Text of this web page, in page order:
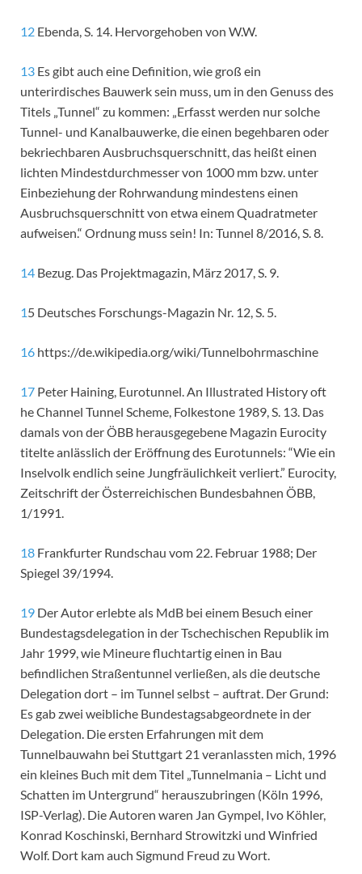
12 Ebenda, S. 14. Hervorgehoben von W.W.
13 Es gibt auch eine Definition, wie groß ein
unterirdisches Bauwerk sein muss, um in den Genuss des
Titels „Tunnel“ zu kommen: „Erfasst werden nur solche
Tunnel- und Kanalbauwerke, die einen begehbaren oder
bekriechbaren Ausbruchsquerschnitt, das heißt einen
lichten Mindestdurchmesser von 1000 mm bzw. unter
Einbeziehung der Rohrwandung mindestens einen
Ausbruchsquerschnitt von etwa einem Quadratmeter
aufweisen.“ Ordnung muss sein! In: Tunnel 8/2016, S. 8.
14 Bezug. Das Projektmagazin, März 2017, S. 9.
15 Deutsches Forschungs-Magazin Nr. 12, S. 5.
16 https://de.wikipedia.org/wiki/Tunnelbohrmaschine
17 Peter Haining, Eurotunnel. An Illustrated History oft
he Channel Tunnel Scheme, Folkestone 1989, S. 13. Das
damals von der ÖBB herausgegebene Magazin Eurocity
titelte anlässlich der Eröffnung des Eurotunnels: “Wie ein
Inselvolk endlich seine Jungfräulichkeit verliert.” Eurocity,
Zeitschrift der Österreichischen Bundesbahnen ÖBB,
1/1991.
18 Frankfurter Rundschau vom 22. Februar 1988; Der
Spiegel 39/1994.
19 Der Autor erlebte als MdB bei einem Besuch einer
Bundestagsdelegation in der Tschechischen Republik im
Jahr 1999, wie Mineure fluchtartig einen in Bau
befindlichen Straßentunnel verließen, als die deutsche
Delegation dort – im Tunnel selbst – auftrat. Der Grund:
Es gab zwei weibliche Bundestagsabgeordnete in der
Delegation. Die ersten Erfahrungen mit dem
Tunnelbauwahn bei Stuttgart 21 veranlassten mich, 1996
ein kleines Buch mit dem Titel „Tunnelmania – Licht und
Schatten im Untergrund“ herauszubringen (Köln 1996,
ISP-Verlag). Die Autoren waren Jan Gympel, Ivo Köhler,
Konrad Koschinski, Bernhard Strowitzki und Winfried
Wolf. Dort kam auch Sigmund Freud zu Wort.